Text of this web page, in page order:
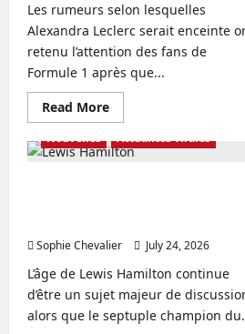
le
point
sur
la
situation
Les rumeurs selon lesquelles
Alexandra Leclerc serait enceinte
retenu l’attention des fans de
Formule 1 après que...
Read MoreRead
more
Alexandra
Leclerc
son
et
sa
fortune
Nouvelles Actualités virales
Sophie Chevalier
July 24, 2026
L’âge de Lewis Hamilton continue
d’être un sujet majeur de
alors que le septuple champion